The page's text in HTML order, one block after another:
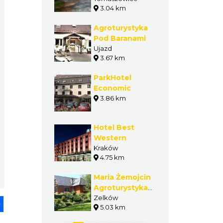
Centrum
3.04 km
Agroturystyka
Pod Baranami
Ujazd
3.67 km
ParkHotel
Economic
3.86 km
Hotel Best
Western
Kraków
4.75 km
Maria Żemojcin
Agroturystyka -
Spa
Zelków
5.03 km